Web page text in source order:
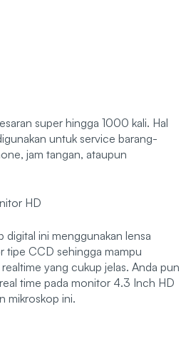
super hingga 1000 kali. Hal
untuk service barang-
jam tangan, ataupun
HD
digital ini menggunakan lensa
tipe CCD sehingga mampu
yang cukup jelas. Anda pun
time pada monitor 4.3 Inch HD
mikroskop ini.